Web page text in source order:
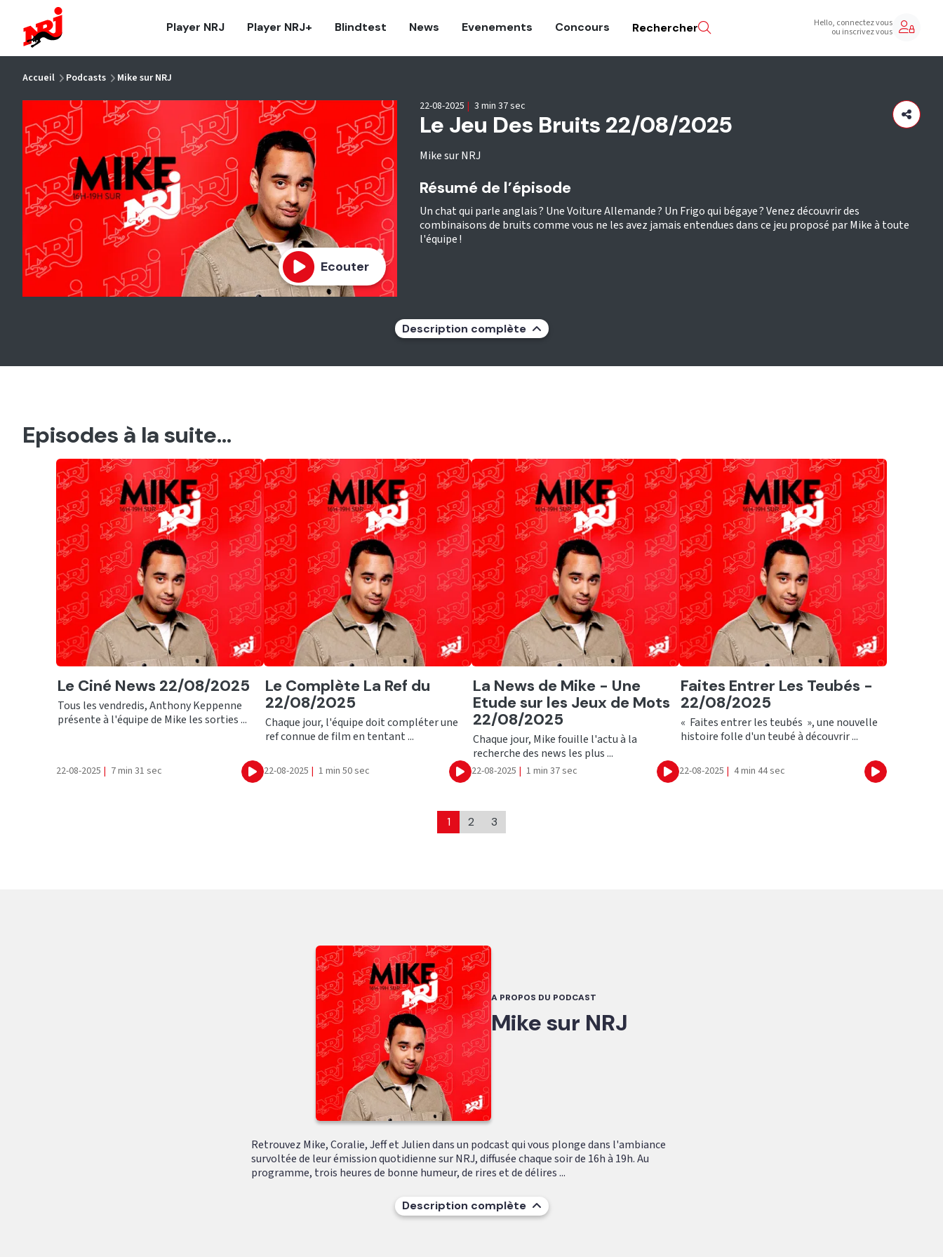
Player NRJ Player NRJ+ Blindtest News Evenements Concours Rechercher Hello, connectez vous
ou inscrivez vous
Accueil Podcasts Mike sur NRJ
Ecouter
Le Jeu Des Bruits 22/08/2025
Mike sur NRJ
22-08-2025 | 3 min 37 sec
Résumé de l’épisode
Un chat qui parle anglais ? Une Voiture Allemande ? Un Frigo qui bégaye ? Venez découvrir des
combinaisons de bruits comme vous ne les avez jamais entendues dans ce jeu proposé par Mike à toute
l'équipe !
Description complète
Episodes à la suite...
Ecouter
Le Ciné News 22/08/2025
Tous les vendredis, Anthony Keppenne
présente à l'équipe de Mike les sorties ...
22-08-2025 | 7 min 31 sec Ecouter
Ecouter
Le Complète La Ref du
22/08/2025
Chaque jour, l'équipe doit compléter une
ref connue de film en tentant ...
22-08-2025 | 1 min 50 sec Ecouter
Ecouter
La News de Mike - Une
Etude sur les Jeux de Mots
22/08/2025
Chaque jour, Mike fouille l'actu à la
recherche des news les plus ...
22-08-2025 | 1 min 37 sec Ecouter
Ecouter
Faites Entrer Les Teubés -
22/08/2025
« Faites entrer les teubés », une nouvelle
histoire folle d'un teubé à découvrir ...
22-08-2025 | 4 min 44 sec Ecouter
1 2 3
A PROPOS DU PODCAST
Mike sur NRJ
Retrouvez Mike, Coralie, Jeff et Julien dans un podcast qui vous plonge dans l'ambiance
survoltée de leur émission quotidienne sur NRJ, diffusée chaque soir de 16h à 19h. Au
programme, trois heures de bonne humeur, de rires et de délires ...
Description complète